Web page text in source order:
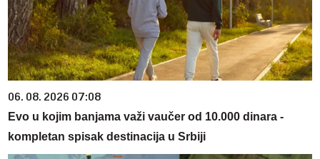
06. 08. 2026 07:08
Evo u kojim banjama važi vaučer od 10.000 dinara -
kompletan spisak destinacija u Srbiji